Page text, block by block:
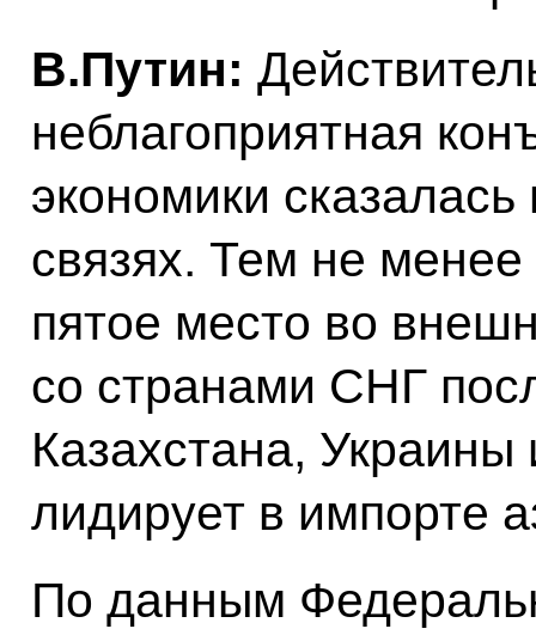
В.Путин:
неблагоприятная
экономики
связях. Тем не
пятое место во
со странами СНГ
Казахстана,
лидирует в импорте
По данным